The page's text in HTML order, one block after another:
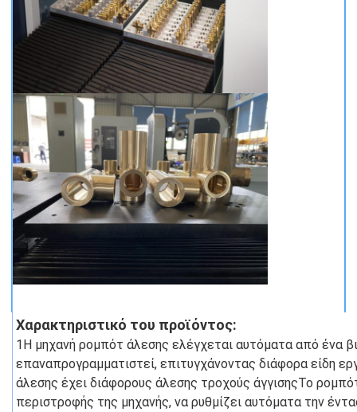
Χαρακτηριστικό του προϊόντος:
1Η μηχανή ρομπότ άλεσης ελέγχεται αυτόματα από ένα
επαναπρογραμματιστεί, επιτυγχάνοντας διάφορα είδη
άλεσης έχει διάφορους άλεσης τροχούς άγγισηςΤο
περιστροφής της μηχανής, να ρυθμίζει αυτόματα την